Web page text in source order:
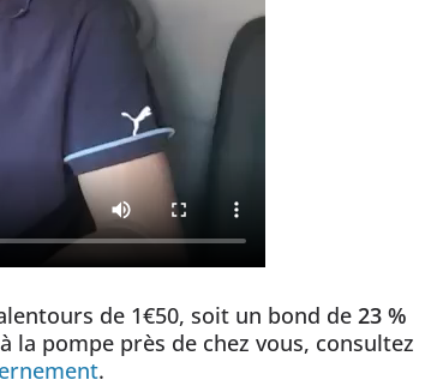
de 1€50, soit un bond de 23 %
la pompe près de chez vous, consultez
.